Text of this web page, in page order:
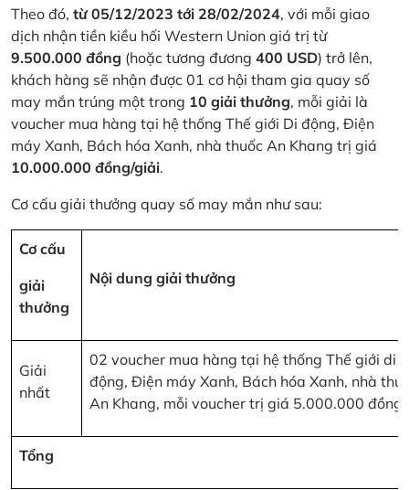
Theo đó, từ 05/12/2023 tới 28/02/2024, với mỗi giao
dịch nhận tiền kiều hối Western Union giá trị từ
9.500.000 đồng (hoặc tương đương 400 USD) trở lên,
khách hàng sẽ nhận được 01 cơ hội tham gia quay số
may mắn trúng một trong 10 giải thưởng, mỗi giải là
voucher mua hàng tại hệ thống Thế giới Di động, Điện
máy Xanh, Bách hóa Xanh, nhà thuốc An Khang trị giá
10.000.000 đồng/giải.
Cơ cấu giải thưởng quay số may mắn như sau:
Cơ cấu
giải
thưởng
Nội dung giải thưởng
Giải
nhất
02 voucher mua hàng tại hệ thống Thế giới di
động, Điện máy Xanh, Bách hóa Xanh, nhà
An Khang, mỗi voucher trị giá 5.000.000 đồng
Tổng